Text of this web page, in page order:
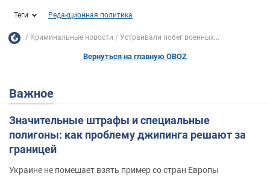
Теги Редакционная политика
Криминальные новости Устраивали побег военных...
Вернуться на главную OBOZ
Важное
Значительные штрафы и специальные
полигоны: как проблему джипинга решают за
границей
Украине не помешает взять пример со стран Европы